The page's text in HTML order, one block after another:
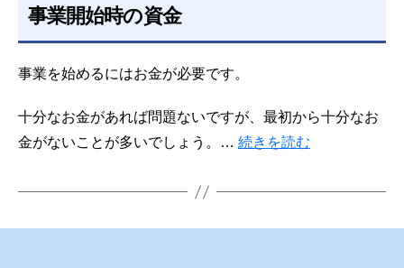
事業開始時の資金
事業を始めるにはお金が必要です。
十分なお金があれば問題ないですが、最初から十分なお
金がないことが多いでしょう。… 続きを読む